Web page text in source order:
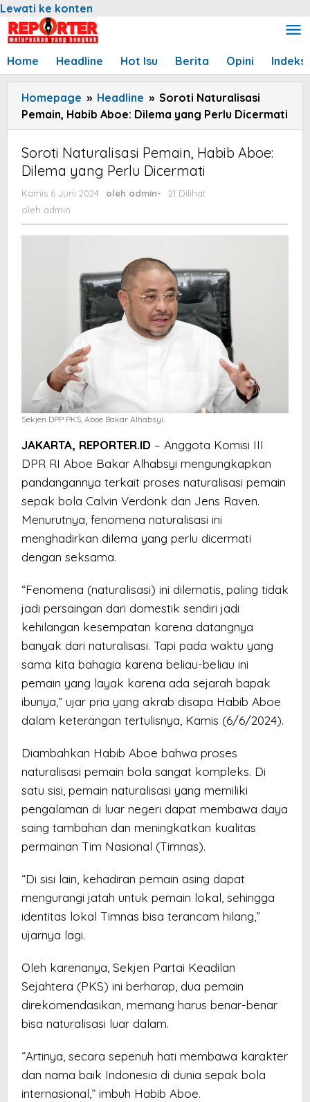
Lewati ke konten
Home Headline Hot Isu Berita Opini Indeks
Homepage » Headline » Soroti Naturalisasi
Pemain, Habib Aboe: Dilema yang Perlu Dicermati
Soroti Naturalisasi Pemain, Habib Aboe:
Dilema yang Perlu Dicermati
Kamis 6 Juni 2024 oleh admin-
21 Dilihat
oleh admin
Sekjen DPP PKS, Aboe Bakar Alhabsyi.
JAKARTA, REPORTER.ID – Anggota Komisi III
DPR RI Aboe Bakar Alhabsyi mengungkapkan
pandangannya terkait proses naturalisasi pemain
sepak bola Calvin Verdonk dan Jens Raven.
Menurutnya, fenomena naturalisasi ini
menghadirkan dilema yang perlu dicermati
dengan seksama.
“Fenomena (naturalisasi) ini dilematis, paling tidak
jadi persaingan dari domestik sendiri jadi
kehilangan kesempatan karena datangnya
banyak dari naturalisasi. Tapi pada waktu yang
sama kita bahagia karena beliau-beliau ini
pemain yang layak karena ada sejarah bapak
ibunya,” ujar pria yang akrab disapa Habib Aboe
dalam keterangan tertulisnya, Kamis (6/6/2024).
Diambahkan Habib Aboe bahwa proses
naturalisasi pemain bola sangat kompleks. Di
satu sisi, pemain naturalisasi yang memiliki
pengalaman di luar negeri dapat membawa daya
saing tambahan dan meningkatkan kualitas
permainan Tim Nasional (Timnas).
“Di sisi lain, kehadiran pemain asing dapat
mengurangi jatah untuk pemain lokal, sehingga
identitas lokal Timnas bisa terancam hilang,”
ujarnya lagi.
Oleh karenanya, Sekjen Partai Keadilan
Sejahtera (PKS) ini berharap, dua pemain
direkomendasikan, memang harus benar-benar
bisa naturalisasi luar dalam.
“Artinya, secara sepenuh hati membawa karakter
dan nama baik Indonesia di dunia sepak bola
internasional,” imbuh Habib Aboe.